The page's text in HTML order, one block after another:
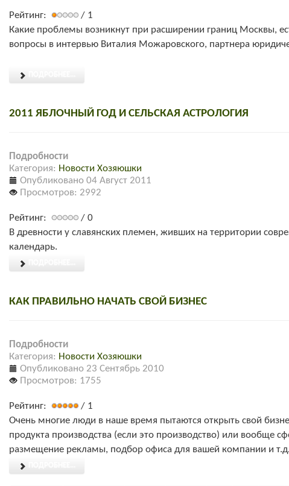
Рейтинг:
/ 1
Какие проблемы возникнут при расширении границ Москвы,
вопросы в интервью Виталия Можаровского, партнера
2011 ЯБЛОЧНЫЙ ГОД И СЕЛЬСКАЯ АСТРОЛОГИЯ
Подробности
Категория: Новости Хозяюшки
Опубликовано 04 Август 2011
Просмотров: 2992
Рейтинг:
/ 0
В древности у славянских племен, живших на территории
календарь.
КАК ПРАВИЛЬНО НАЧАТЬ СВОЙ БИЗНЕС
Подробности
Категория: Новости Хозяюшки
Опубликовано 23 Сентябрь 2010
Просмотров: 1755
Рейтинг:
/ 1
Очень многие люди в наше время пытаются открыть свой
продукта производства (если это производство) или вообще
размещение рекламы, подбор офиса для вашей компании и т.д.